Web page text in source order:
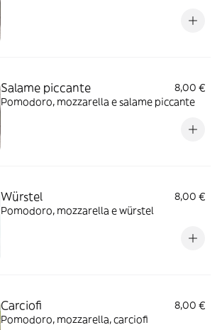
Salame piccante
8,00 €
Pomodoro, mozzarella e salame piccante
Würstel
8,00 €
Pomodoro, mozzarella e würstel
Carciofi
8,00 €
Pomodoro, mozzarella, carciofi